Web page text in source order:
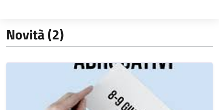
Novità (2)